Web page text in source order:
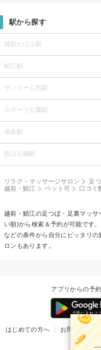
駅から探す
越前たけふ駅
鯖江駅
サンドーム西駅
スポーツ公園駅
南条駅
西山公園駅
リラク・マッサージサロン 足
越前・鯖江
ペット可 口コミ
越前・鯖江の足つぼ・足裏マッ
い順)から検索＆予約が可能です
などの条件から自分にピッタリ
ロンもあります。
アプリからの予
はじめての方へ お問い合わせ
掲載ご